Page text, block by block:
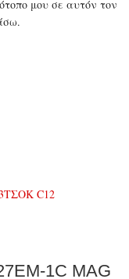
μου σε αυτόν τον
1C MAG